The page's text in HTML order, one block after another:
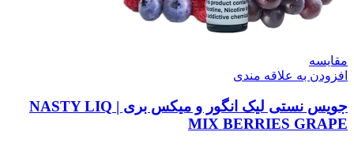
مقایسه
افزودن به علاقه مندی
جویس نستی لیک انگور و میکس بری | NASTY LIQ
MIX BERRIES GRAPE